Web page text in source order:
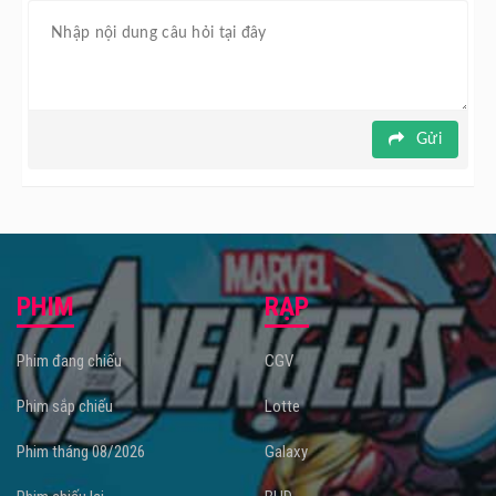
Gửi
PHIM
Phim đang chiếu
Phim sắp chiếu
Phim tháng 08/2026
RẠP
CGV
Lotte
Galaxy